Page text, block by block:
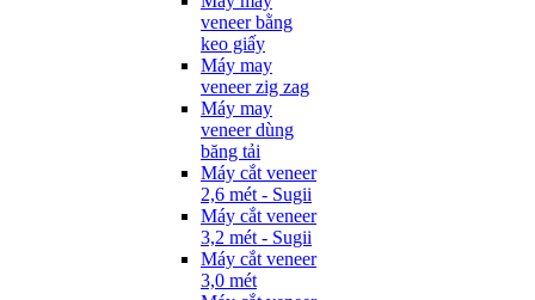
veneer bằng
keo giấy
Máy may
veneer zig zag
Máy may
veneer dùng
băng tải
Máy cắt veneer
2,6 mét - Sugii
Máy cắt veneer
3,2 mét - Sugii
Máy cắt veneer
3,0 mét